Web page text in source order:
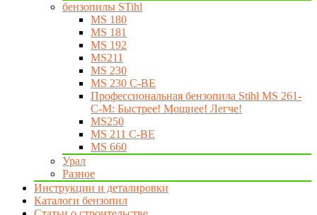
бензопилы STihl
MS 180
MS 181
MS 192
MS211
MS 230
MS 230 C-BE
Профессиональная бензопила Stihl MS 261-
C-M: Быстрее! Мощнее! Легче!
MS250
MS 211 C-BE
MS 660
Урал
Разное
Инструкции и деталировки
Каталоги бензопил